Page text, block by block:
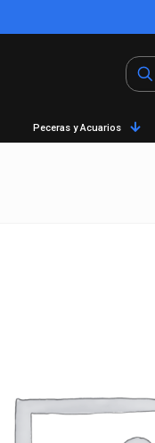
Peceras y Acuarios